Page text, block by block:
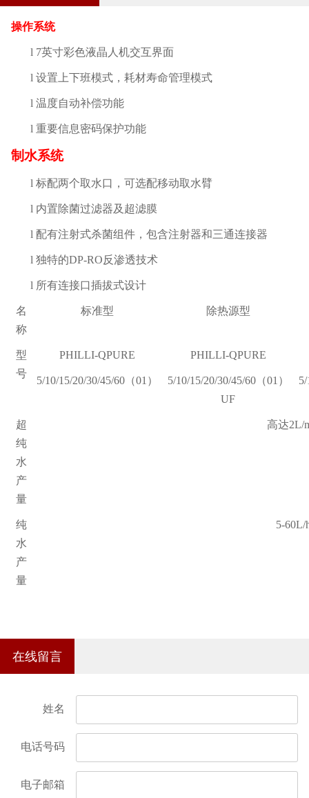
操作系统
l 7英寸彩色液晶人机交互界面
l 设置上下班模式，耗材寿命管理模式
l 温度自动补偿功能
l 重要信息密码保护功能
制水系统
l 标配两个取水口，可选配移动取水臂
l 内置除菌过滤器及超滤膜
l 配有注射式杀菌组件，包含注射器和三通连接器
l 独特的DP-RO反渗透技术
l 所有连接口插拔式设计
名
称
标准型 除热源型
型
号
PHILLI-QPURE
5/10/15/20/30/45/60（01 ）
PHILLI-QPURE
5/10/15/20/30/45/60（01 ）
UF
超
纯
水
产
量
高达2L/
纯
水
产
量
5-60L/
在线留言
姓名
电话号码
电子邮箱